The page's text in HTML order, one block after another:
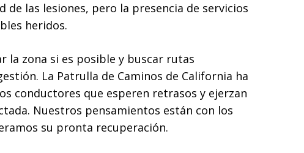
de las lesiones, pero la presencia de servicios
heridos.
la zona si es posible y buscar rutas
La Patrulla de Caminos de California ha
conductores que esperen retrasos y ejerzan
Nuestros pensamientos están con los
su pronta recuperación.